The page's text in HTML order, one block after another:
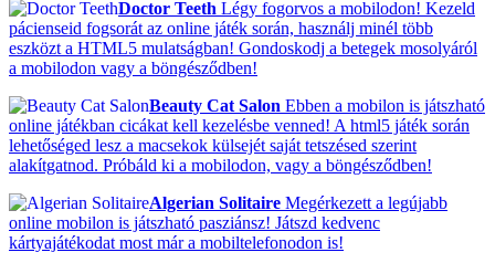
Doctor Teeth Légy fogorvos a mobilodon! Kezeld
pácienseid fogsorát az online játék során, használj minél több
eszközt a HTML5 mulatságban! Gondoskodj a betegek mosolyáról
a mobilodon vagy a böngésződben!
Beauty Cat Salon Ebben a mobilon is játszható
online játékban cicákat kell kezelésbe venned! A html5 játék során
lehetőséged lesz a macsekok külsejét saját tetszésed szerint
alakítgatnod. Próbáld ki a mobilodon, vagy a böngésződben!
Algerian Solitaire Megérkezett a legújabb
online mobilon is játszható pasziánsz! Játszd kedvenc
kártyajátékodat most már a mobiltelefonodon is!